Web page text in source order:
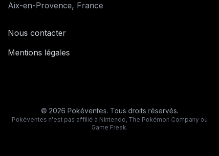
Aix-en-Provence, France
Nous contacter
Mentions légales
© 2026 Pokéventes. Tous droits réservés.
Pokéventes n'est pas affilié à Nintendo, The Pokémon Company ou
Game Freak.